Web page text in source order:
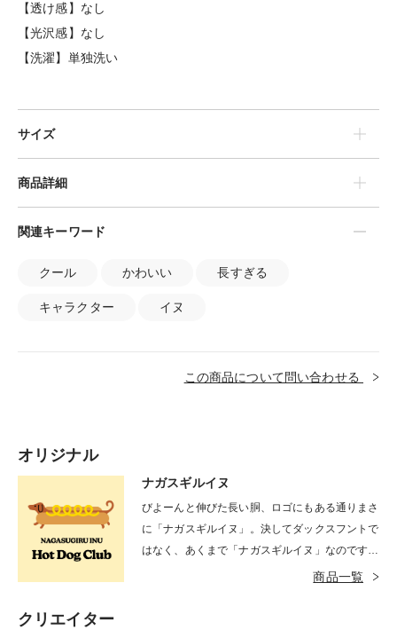
【透け感】なし
【光沢感】なし
【洗濯】単独洗い
サイズ
商品詳細
関連キーワード
クール かわいい 長すぎる
キャラクター イヌ
この商品について問い合わせる
オリジナル
ナガスギルイヌ
びよーんと伸びた長い胴、ロゴにもある通りまさ
に「ナガスギルイヌ」。決してダックスフントで
はなく、あくまで「ナガスギルイヌ」なのです。
ユニークなコンセプト、思わず和んでしまう癒や
商品一覧
クリエイター